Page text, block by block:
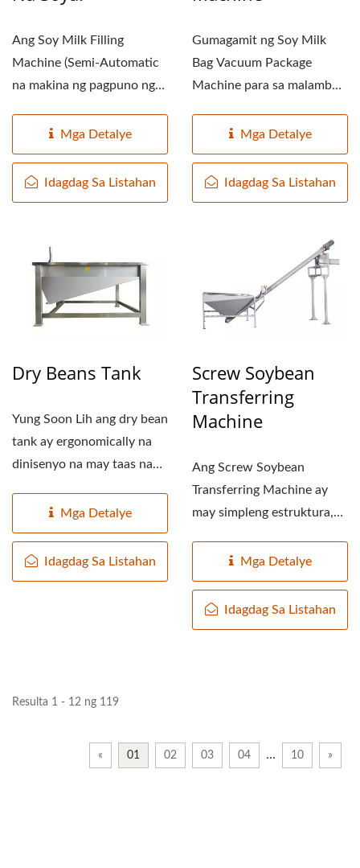
Ang Soy Milk Filling
Machine (Semi-Automatic
na makina ng pagpuno ng
Mga Detalye
Idagdag Sa Listahan
Gumagamit ng Soy Milk
Bag Vacuum Package
Machine para sa malambot
Matapos...Mga Detalye
Idagdag Sa Listahan
Dry Beans Tank
Yung Soon Lih ang dry bean
tank ay ergonomically na
dinisenyo na may taas na
Mga Detalye
Idagdag Sa Listahan
Screw Soybean
Transferring
Machine
Ang Screw Soybean
Transferring Machine ay
may simpleng estruktura,
madaling...Mga Detalye
Idagdag Sa Listahan
Resulta 1 - 12 ng 119
« 01 02 03 04 … 10 »